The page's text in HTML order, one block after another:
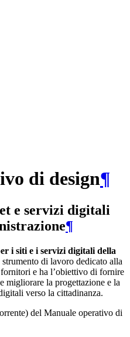
di design¶
e servizi digitali
¶
i siti e i servizi digitali della
strumento di lavoro dedicato alla
e ha l’obiettivo di fornire
migliorare la progettazione e la
verso la cittadinanza.
del Manuale operativo di